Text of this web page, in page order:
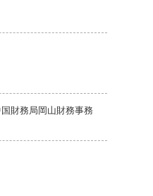
財務局岡山財務事務